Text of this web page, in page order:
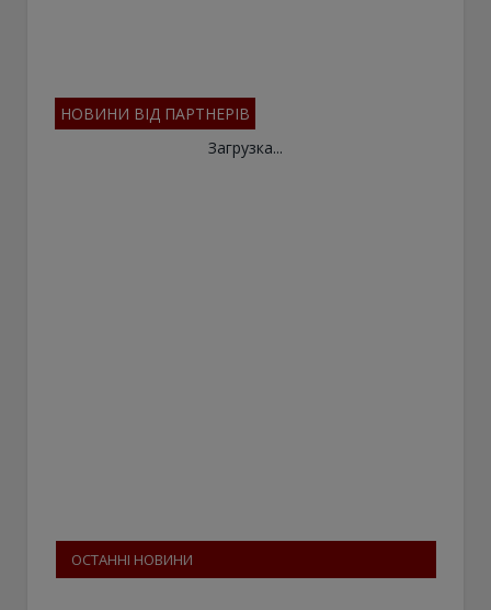
НОВИНИ ВІД ПАРТНЕРІВ
Загрузка...
ОСТАННІ НОВИНИ